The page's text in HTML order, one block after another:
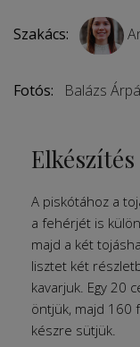
Szakács:
Fotós: Balázs
Elkészítés
A piskótához a
a fehérjét is
majd a két
lisztet két
kavarjuk. Egy 20
öntjük, majd 160
készre sütjük.